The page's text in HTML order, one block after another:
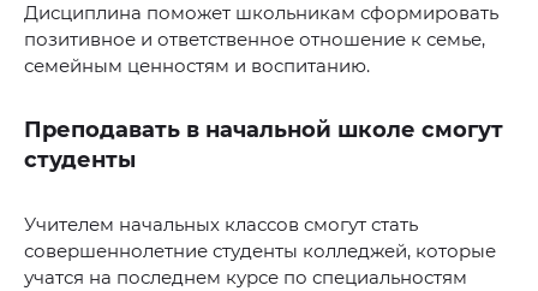
Дисциплина поможет школьникам сформировать
позитивное и ответственное отношение к семье,
семейным ценностям и воспитанию.
Преподавать в начальной школе смогут
студенты
Учителем начальных классов смогут стать
совершеннолетние студенты колледжей, которые
учатся на последнем курсе по специальностям